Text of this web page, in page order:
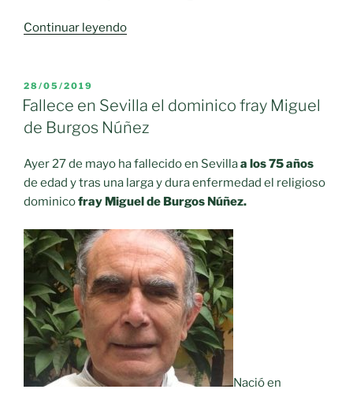
Continuar leyendo«Franciscanos
en
Moral
Calatrava»
PUBLICADO
EL
28/05/2019
Fallece en Sevilla el dominico fray Miguel
de Burgos Núñez
Ayer 27 de mayo ha fallecido en Sevillaa los 75 años
de edad y tras una larga y dura enfermedad el religioso
dominicofray Miguel de Burgos Núñez.
Nació en